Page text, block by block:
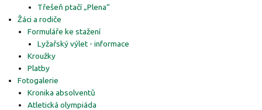
Třešeň ptačí „Plena“
Žáci a rodiče
Formuláře ke stažení
Lyžařský výlet - informace
Kroužky
Platby
Fotogalerie
Kronika absolventů
Atletická olympiáda